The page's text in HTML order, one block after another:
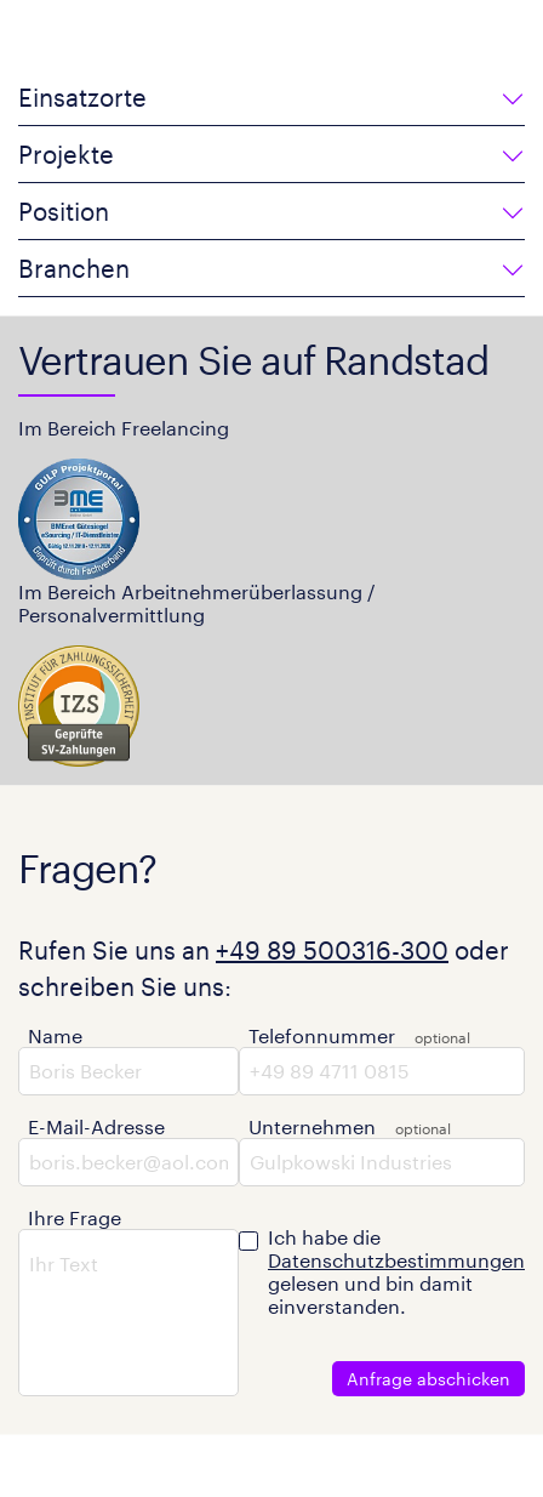
Einsatzorte
Projekte
Position
Branchen
Vertrauen Sie auf Randstad
Im Bereich Freelancing
Im Bereich Arbeitnehmerüberlassung /
Personalvermittlung
Fragen?
Rufen Sie uns an +49 89 500316-300 oder
schreiben Sie uns:
Name
E-Mail-Adresse
Ihre Frage
Telefonnummer
Unternehmen
Ich habe die
Datenschutzbestimmungen
gelesen und bin damit
einverstanden.
Anfrage abschicken